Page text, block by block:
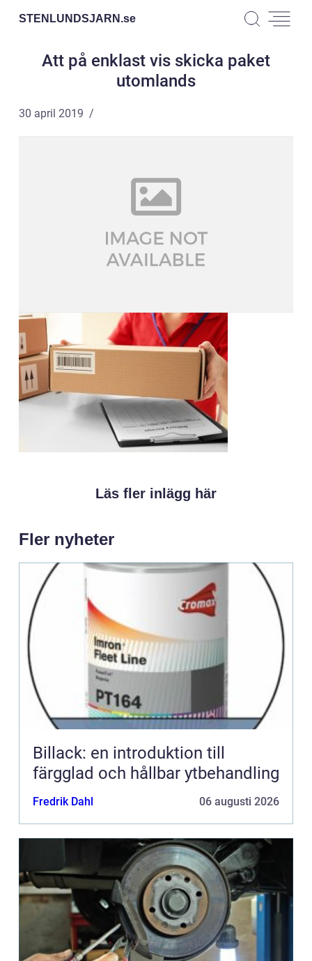
STENLUNDSJARN.se
Att på enklast vis skicka paket
utomlands
30 april 2019
Läs fler inlägg här
Fler nyheter
Billack: en introduktion till
färgglad och hållbar ytbehandling
Fredrik Dahl 06 augusti 2026